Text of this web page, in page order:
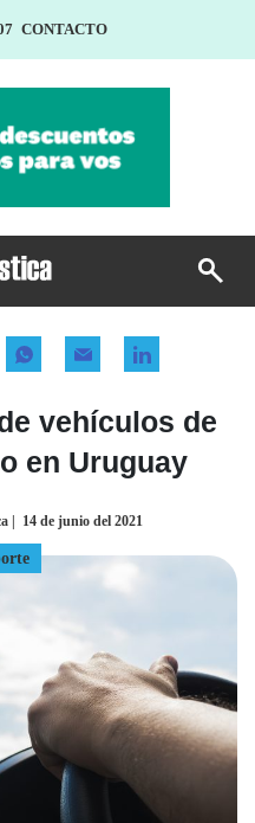
CONTACTO
vehículos de
en Uruguay
| 14 de junio del 2021